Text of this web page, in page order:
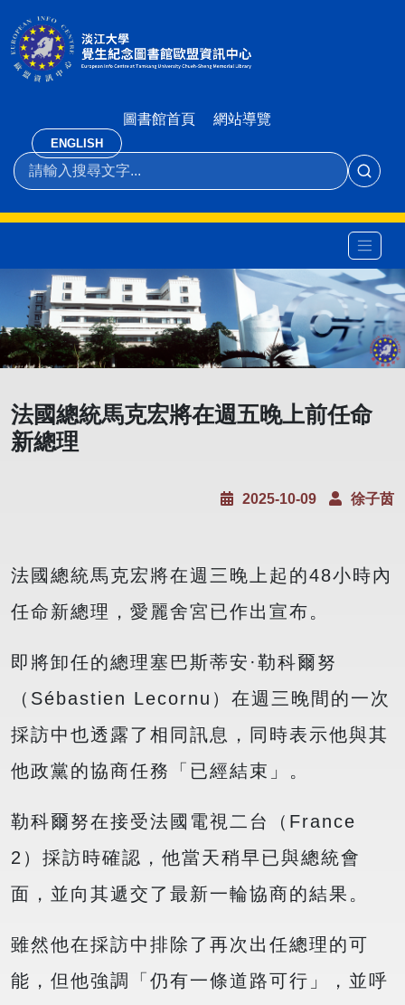
圖書館首頁 網站導覽
ENGLISH
法國總統馬克宏將在週五晚上前任命
新總理
2025-10-09 徐子茵
法國總統馬克宏將在週三晚上起的48小時內
任命新總理，愛麗舍宮已作出宣布。
即將卸任的總理塞巴斯蒂安·勒科爾努
（Sébastien Lecornu）在週三晚間的一次
採訪中也透露了相同訊息，同時表示他與其
他政黨的協商任務「已經結束」。
勒科爾努在接受法國電視二台（France
2）採訪時確認，他當天稍早已與總統會
面，並向其遞交了最新一輪協商的結果。
雖然他在採訪中排除了再次出任總理的可
能，但他強調「仍有一條道路可行」，並呼